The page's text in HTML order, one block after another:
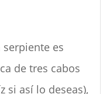
serpiente es
de tres cabos
si así lo deseas),